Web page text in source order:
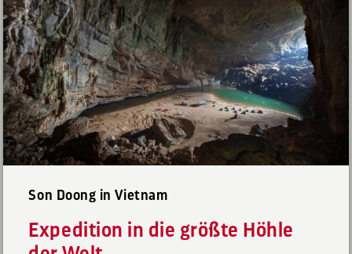
Son Doong in Vietnam
Expedition in die größte Höhle